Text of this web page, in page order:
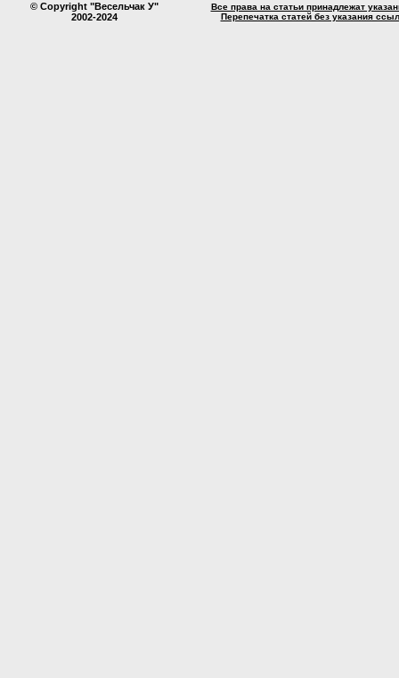
© Copyright "Весельчак У"
2002-2024
Все права на статьи принадлежат
Перепечатка статей без указания